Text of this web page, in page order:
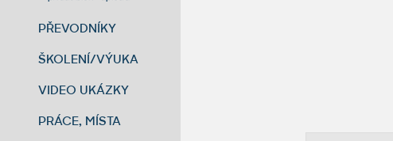
PŘEVODNÍKY
ŠKOLENÍ/VÝUKA
VIDEO UKÁZKY
PRÁCE, MÍSTA